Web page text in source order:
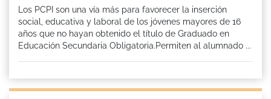
Los PCPI son una vía más para favorecer la inserción
social, educativa y laboral de los jóvenes mayores de 16
años que no hayan obtenido el título de Graduado en
Educación Secundaria Obligatoria.Permiten al alumnado ...